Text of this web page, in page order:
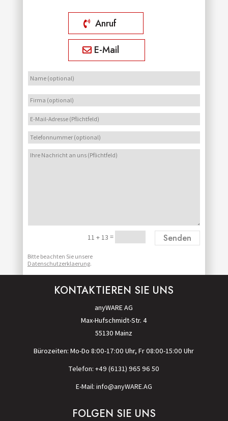
Anruf
E-Mail
11 + 13 = Senden
Bitte beachten Sie unsere
Datenschutzerklaerung.
KONTAKTIEREN SIE UNS
anyWARE AG
Max-Hufschmidt-Str. 4
55130 Mainz
Bürozeiten: Mo-Do 8:00-17:00 Uhr, Fr 08:00-15:00 Uhr
Telefon: +49 (6131) 965 96 50
E-Mail: info@anyWARE.AG
FOLGEN SIE UNS